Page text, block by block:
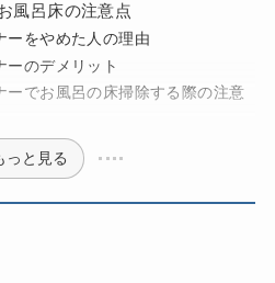
風呂床の注意点
ーをやめた人の理由
ーのデメリット
ーでお風呂の床掃除する際の注意
っと見る